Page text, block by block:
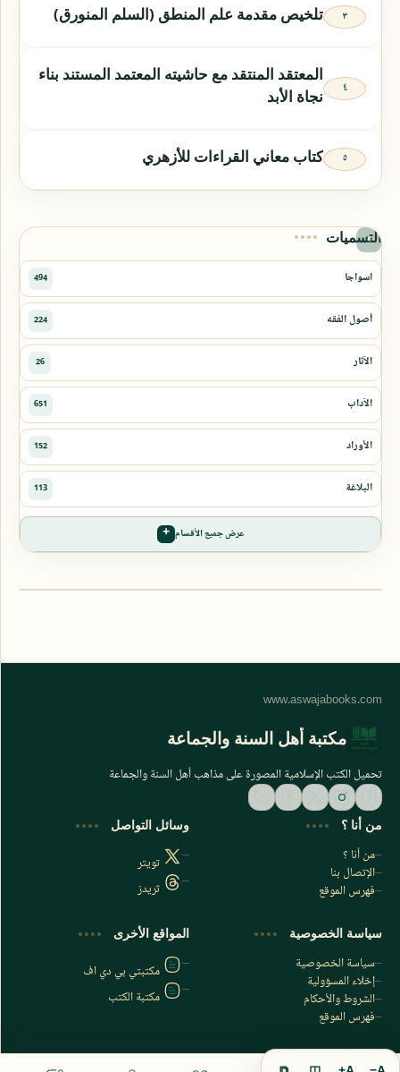
تلخيص مقدمة علم المنطق (السلم المنورق)
المعتقد المنتقد مع حاشيته المعتمد المستند بناء
نجاة الأبد
كتاب معاني القراءات للأزهري
التسميات
عرض جميع الأقسام
اشترك الآن
اشترك في قناتنا على تليجرام
مكتبة أهل السنة والجماعة
تحميل الكتب الإسلامية المصورة على مذاهب أهل السنة والجماعة
من أنا ؟
من أنا ؟
الإتصال بنا
فهرس الموقع
وسائل التواصل
تويتر
ثريدز
سياسة الخصوصية
سياسة الخصوصية
إخلاء المسؤولية
الشروط والأحكام
فهرس الموقع
المواقع الأخرى
مكتبتي بي دي اف
مكتبة الكتب